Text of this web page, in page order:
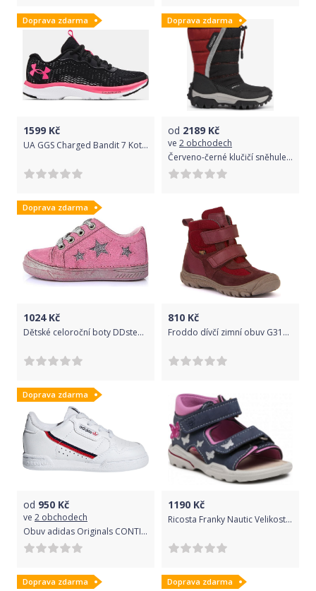
Doprava zdarma
1599 Kč
UA GGS Charged Bandit 7 Kotníková obuv dětská Under Armour | Černá | Dívčí | 36
Doprava zdarma
od 2189 Kč
ve 2 obchodech
Červeno-černé klučičí sněhule Geox Himalaya - 34
Doprava zdarma
1024Kč
Dětské celoroční boty DDstep 040-16BL (36) - DDstep s.r.o.
810 Kč
Froddo dívčí zimní obuv G3110165-6 29, bordó
Doprava zdarma
od 950 Kč
ve 2 obchodech
Obuv adidas Originals CONTINENTAL 80 EL I g28218 Velikost 24
1190 Kč
Ricosta Franky Nautic Velikost: 21
Doprava zdarma Doprava zdarma